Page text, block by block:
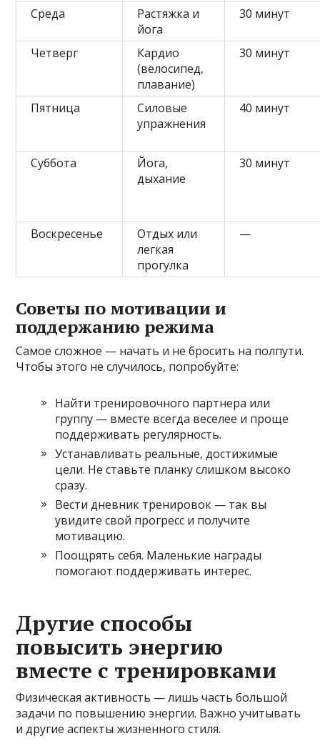
Среда
Растяжка и
йога
30 минут
Четверг
Кардио
(велосипед,
плавание)
30 минут
Пятница
Силовые
упражнения
40 минут
Суббота
Йога,
дыхание
30 минут
Воскресенье
Отдых или
легкая
прогулка
—
Советы по мотивации и
поддержанию режима
Самое сложное — начать и не бросить на полпути.
Чтобы этого не случилось, попробуйте:
Найти тренировочного партнера или
группу — вместе всегда веселее и проще
поддерживать регулярность.
Устанавливать реальные, достижимые
цели. Не ставьте планку слишком высоко
сразу.
Вести дневник тренировок — так вы
увидите свой прогресс и получите
мотивацию.
Поощрять себя. Маленькие награды
помогают поддерживать интерес.
Другие способы
повысить энергию
вместе с тренировками
Физическая активность — лишь часть большой
задачи по повышению энергии. Важно учитывать
и другие аспекты жизненного стиля.